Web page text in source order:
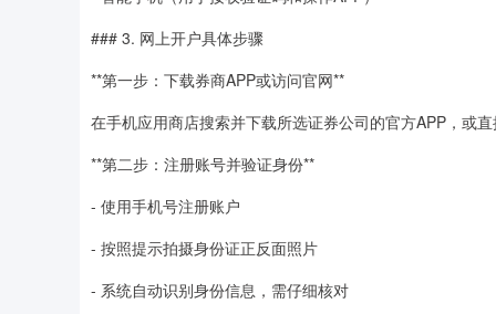
### 3. 网上开户具体步骤
**第一步：下载券商APP或访问官网**
在手机应用商店搜索并下载所选证券公司的官方APP，或直
**第二步：注册账号并验证身份**
- 使用手机号注册账户
- 按照提示拍摄身份证正反面照片
- 系统自动识别身份信息，需仔细核对